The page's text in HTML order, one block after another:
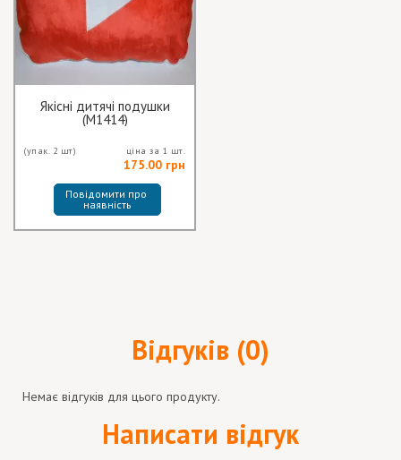
Якісні дитячі подушки
(M1414)
(упак. 2 шт) ціна за 1 шт.
175.00 грн
Повідомити про
наявність
Відгуків (0)
Немає відгуків для цього продукту.
Написати відгук